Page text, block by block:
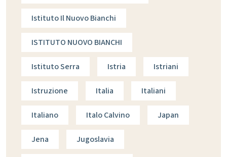
Istituto Il Nuovo Bianchi
ISTITUTO NUOVO BIANCHI
Istituto Serra Istria Istriani
Istruzione Italia Italiani
Italiano Italo Calvino Japan
Jena Jugoslavia